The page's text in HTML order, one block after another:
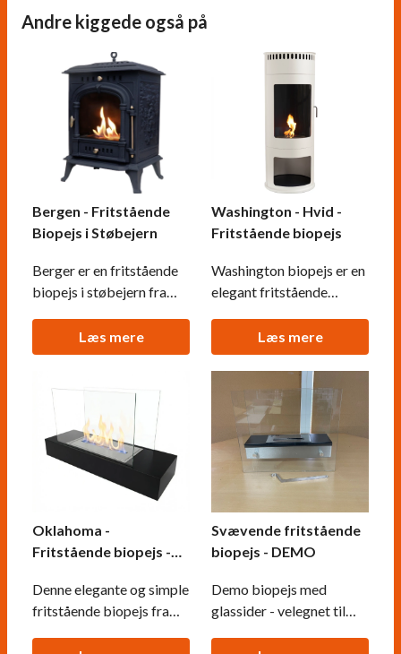
Andre kiggede også på
Bergen - Fritstående
Biopejs i Støbejern
Berger er en fritstående
biopejs i støbejern fra
af traditionelle
skandinaviske
smukke jernmarkeringer.
Brandkarret har en
kapacitet på 1,5 liter og
kan brænde i cirka 5
timer per opfyldning, med
Læs mere
Washington - Hvid -
Fritstående biopejs
Washington biopejs er en
elegant fritstående
klassisk æstetik med
moderne funktionalitet.
Den cylinderformede
hvide pejs har en 1,5-
liters brandkar, der giver
op til 6 timers brændetid
og en varmeeffekt på
cirka 2,2 kW, hvilket gør
Læs mere
Oklahoma -
Fritstående biopejs -
Denne elegante og simple
fritstående biopejs fra
Svævende fritstående
biopejs - DEMO
Demo biopejs med
glassider - velegnet til